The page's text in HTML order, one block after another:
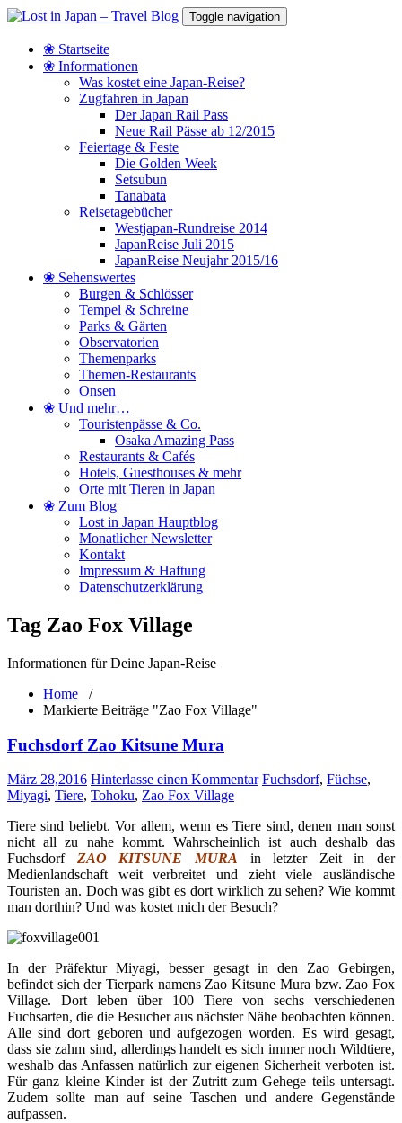
Toggle navigation
❀ Startseite
❀ Informationen
Was kostet eine Japan-Reise?
Zugfahren in Japan
Der Japan Rail Pass
Neue Rail Pässe ab 12/2015
Feiertage & Feste
Die Golden Week
Setsubun
Tanabata
Reisetagebücher
Westjapan-Rundreise 2014
JapanReise Juli 2015
JapanReise Neujahr 2015/16
❀ Sehenswertes
Burgen & Schlösser
Tempel & Schreine
Parks & Gärten
Observatorien
Themenparks
Themen-Restaurants
Onsen
❀ Und mehr…
Touristenpässe & Co.
Osaka Amazing Pass
Restaurants & Cafés
Hotels, Guesthouses & mehr
Orte mit Tieren in Japan
❀ Zum Blog
Lost in Japan Hauptblog
Monatlicher Newsletter
Kontakt
Impressum & Haftung
Datenschutzerklärung
Tag Zao Fox Village
Informationen für Deine Japan-Reise
Home /
Markierte Beiträge "Zao Fox Village"
Fuchsdorf Zao Kitsune Mura
März 28,2016 Hinterlasse einen Kommentar Fuchsdorf, Füchse,
Miyagi, Tiere, Tohoku, Zao Fox Village
Tiere sind beliebt. Vor allem, wenn es Tiere sind, denen man sonst
nicht all zu nahe kommt. Wahrscheinlich ist auch deshalb das
Fuchsdorf ZAO KITSUNE MURA
in letzter Zeit in der
Medienlandschaft weit verbreitet und zieht viele ausländische
Touristen an. Doch was gibt es dort wirklich zu sehen? Wie kommt
man dorthin? Und was kostet mich der Besuch?
In der Präfektur Miyagi, besser gesagt in den Zao Gebirgen,
befindet sich der Tierpark namens Zao Kitsune Mura bzw. Zao Fox
Village. Dort leben über 100 Tiere von sechs verschiedenen
Fuchsarten, die die Besucher aus nächster Nähe beobachten können.
Alle sind dort geboren und aufgezogen worden. Es wird gesagt,
dass sie zahm sind, allerdings handelt es sich immer noch Wildtiere,
weshalb das Anfassen natürlich zur eigenen Sicherheit verboten ist.
Für ganz kleine Kinder ist der Zutritt zum Gehege teils untersagt.
Zudem sollte man auf seine Taschen und andere Gegenstände
aufpassen.